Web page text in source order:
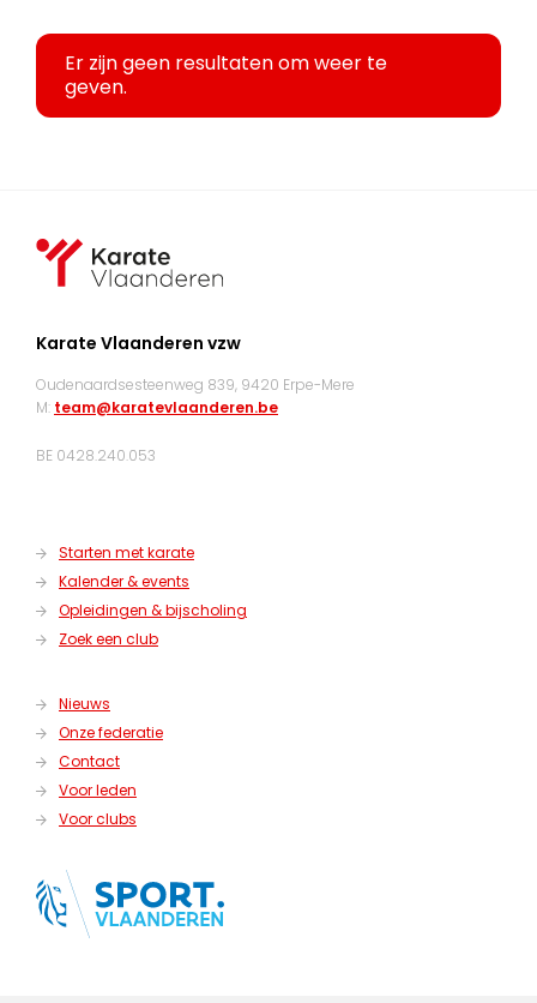
Er zijn geen resultaten om weer te
geven.
Karate Vlaanderen vzw
Oudenaardsesteenweg 839, 9420 Erpe-Mere
M: team@karatevlaanderen.be
BE 0428.240.053
Starten met karate
Kalender & events
Opleidingen & bijscholing
Zoek een club
Nieuws
Onze federatie
Contact
Voor leden
Voor clubs